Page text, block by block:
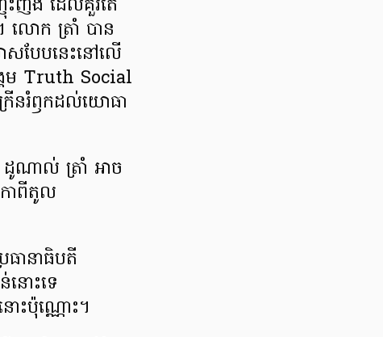
ះញង់ ដែលគួរតែ
លោក ត្រាំ បាន
សបែបនេះនៅលើ
Truth Social
រើនរំឭកដល់យោធា
ដូណាល់ ត្រាំ អាច
ាពីតូល
ានាធិបតី
នោះទេ
ោះប៉ុណ្ណោះ។